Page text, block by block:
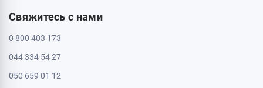
Свяжитесь с нами
0 800 403 173
044 334 54 27
050 659 01 12